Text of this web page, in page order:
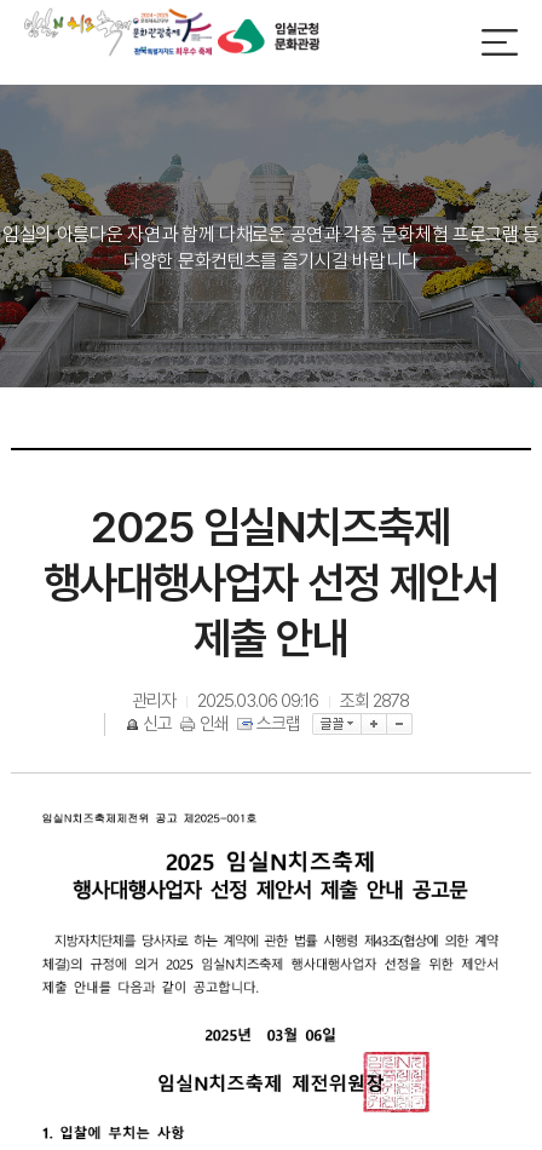
임실의 아름다운 자연과 함께 다채로운 공연과 각종 문화체험 프로그램 등
다양한 문화컨텐츠를 즐기시길 바랍니다
2025 임실N치즈축제
행사대행사업자 선정 제안서
제출 안내
관리자 2025.03.06 09:16 조회 2878
신고
인쇄 스크랩